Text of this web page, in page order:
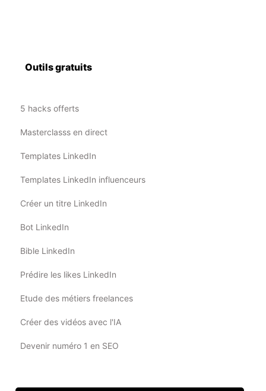
Outils gratuits
5 hacks offerts
Masterclasss en direct
Templates LinkedIn
Templates LinkedIn influenceurs
Créer un titre LinkedIn
Bot LinkedIn
Bible LinkedIn
Prédire les likes LinkedIn
Etude des métiers freelances
Créer des vidéos avec l'IA
Devenir numéro 1 en SEO